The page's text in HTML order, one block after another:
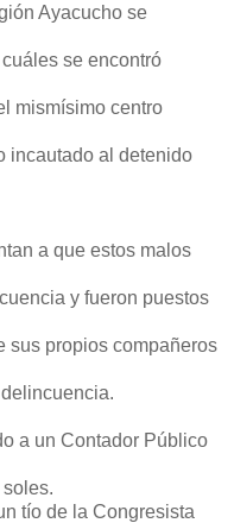
Ayacucho se
se encontró
mismísimo centro
incautado al detenido
a que estos malos
y fueron puestos
sus propios compañeros
a un Contador Público
tío de la Congresista